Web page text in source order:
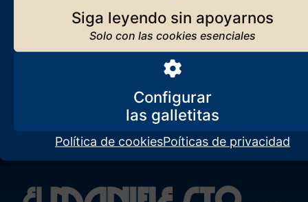
Siga leyendo sin apoyarnos
Configurar
Política de cookiesPoíticas de privacidad